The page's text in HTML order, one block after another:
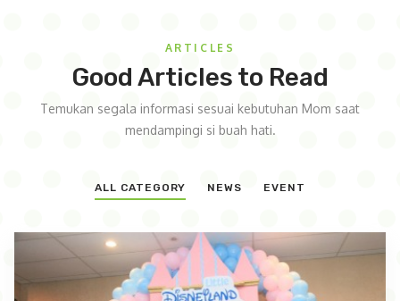
ARTICLES
Good Articles to Read
Temukan segala informasi sesuai kebutuhan Mom saat
mendampingi si buah hati.
ALL CATEGORY NEWS EVENT